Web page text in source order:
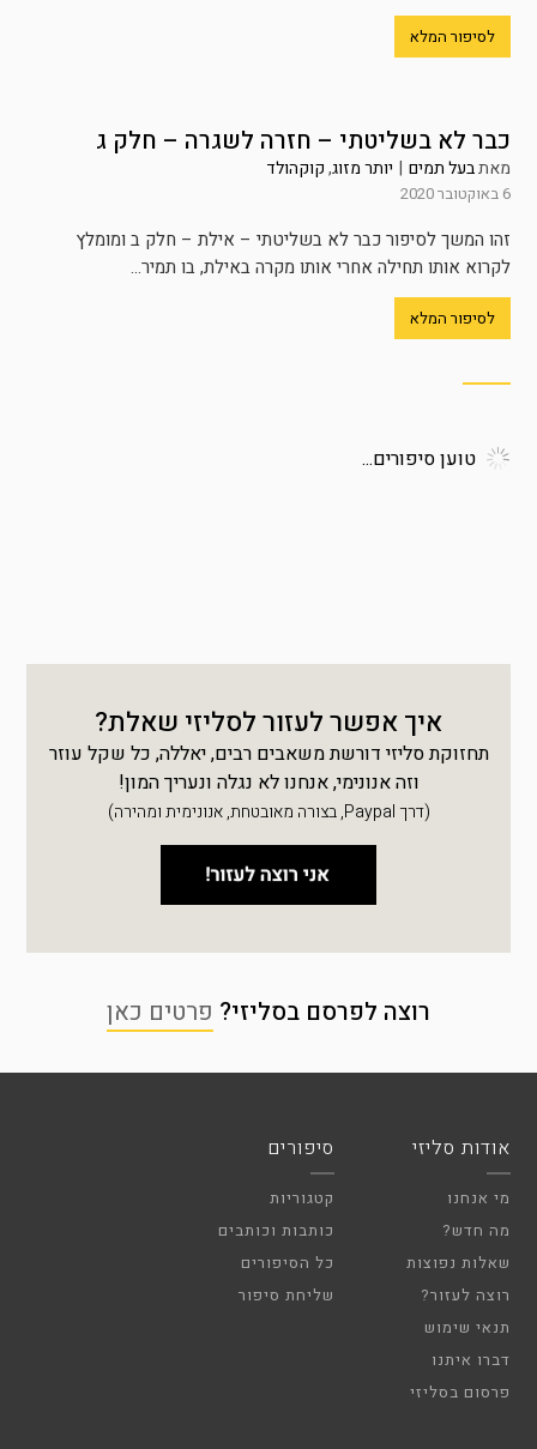
לסיפור המלא
כבר לא בשליטתי – חזרה לשגרה – חלק ג
מאתבעל תמים | יותר מזוג,קוקהולד
6 באוקטובר 2020
זהו המשך לסיפור כבר לא בשליטתי – אילת – חלק ב ומומלץ
לקרוא אותו תחילה אחרי אותו מקרה באילת, בו תמיר...
לסיפור המלא
טוען סיפורים...
איך אפשר לעזור לסליזי שאלת?
תחזוקת סליזי דורשת משאבים רבים, יאללה, כל שקל עוזר
וזה אנונימי, אנחנו לא נגלה ונעריך המון!
(דרך Paypal, בצורה מאובטחת, אנונימית ומהירה)
רוצה לפרסם בסליזי? פרטים כאן
אודות סליזי
מי אנחנו
מה חדש?
שאלות נפוצות
רוצה לעזור?
תנאי שימוש
דברו איתנו
פרסום בסליזי
סיפורים
קטגוריות
כותבות וכותבים
כל הסיפורים
שליחת סיפור